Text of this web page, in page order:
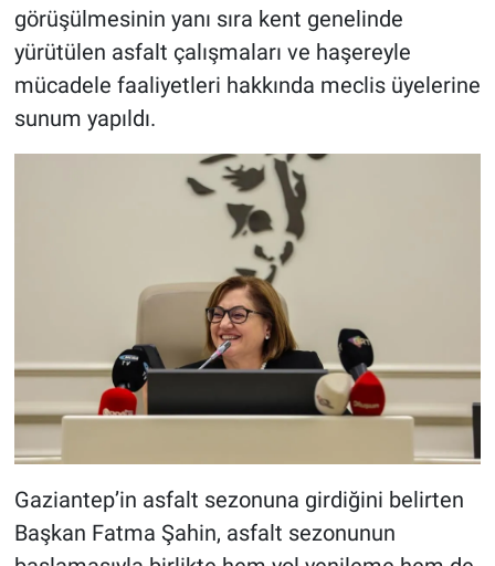
görüşülmesinin yanı sıra kent genelinde
yürütülen asfalt çalışmaları ve haşereyle
mücadele faaliyetleri hakkında meclis üyelerine
sunum yapıldı.
Gaziantep’in asfalt sezonuna girdiğini belirten
Başkan Fatma Şahin, asfalt sezonunun